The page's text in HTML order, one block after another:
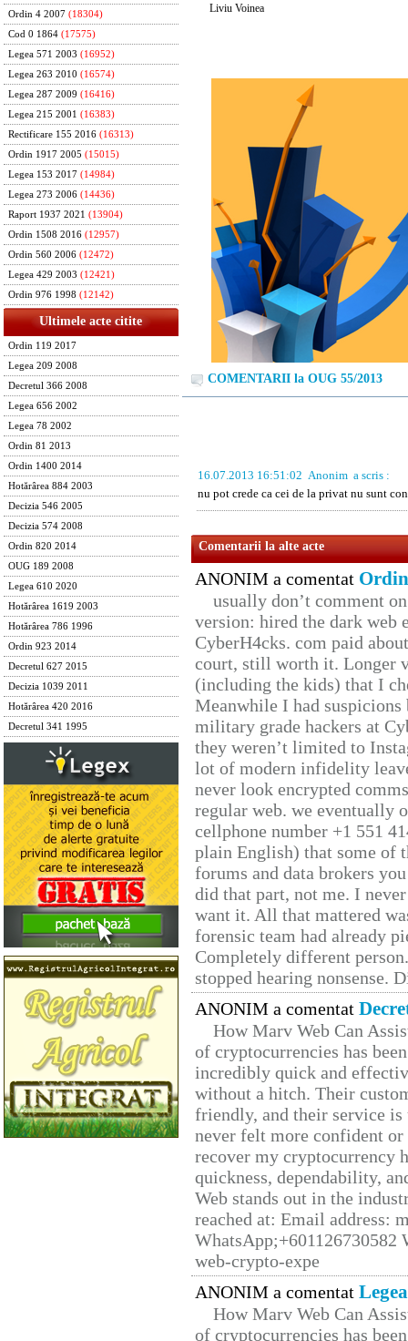
Ordin 4 2007 (18304)
Cod 0 1864 (17575)
Legea 571 2003 (16952)
Legea 263 2010 (16574)
Legea 287 2009 (16416)
Legea 215 2001 (16383)
Rectificare 155 2016 (16313)
Ordin 1917 2005 (15015)
Legea 153 2017 (14984)
Legea 273 2006 (14436)
Raport 1937 2021 (13904)
Ordin 1508 2016 (12957)
Ordin 560 2006 (12472)
Legea 429 2003 (12421)
Ordin 976 1998 (12142)
Ultimele acte citite
Ordin 119 2017
Legea 209 2008
Decretul 366 2008
Legea 656 2002
Legea 78 2002
Ordin 81 2013
Ordin 1400 2014
Hotărârea 884 2003
Decizia 546 2005
Decizia 574 2008
Ordin 820 2014
OUG 189 2008
Legea 610 2020
Hotărârea 1619 2003
Hotărârea 786 1996
Ordin 923 2014
Decretul 627 2015
Decizia 1039 2011
Hotărârea 420 2016
Decretul 341 1995
Liviu Voinea
COMENTARII la OUG 55/2013
16.07.2013 16:51:02 Anonim a scris :
nu pot crede ca cei de la privat nu sunt
Comentarii la alte acte
ANONIM a comentat
usually don’t comment
version: hired the dark web
CyberH4cks. com paid
court, still worth it. Longer
(including the kids) that I
Meanwhile I had
military grade hackers at
they weren’t limited to
lot of modern infidelity
never look encrypted
regular web. we eventually
cellphone number +1 551
plain English) that some of
forums and data brokers
did that part, not me. I
want it. All that mattered
forensic team had already
Completely different
stopped hearing nonsense.
ANONIM a comentat
How Marv Web Can
of cryptocurrencies has
incredibly quick and
without a hitch. Their
friendly, and their service
never felt more confident
recover my cryptocurrency
quickness, dependability,
Web stands out in the
reached at: Email address:
web-crypto-expe
ANONIM a comentat
How Marv Web Can
of cryptocurrencies has